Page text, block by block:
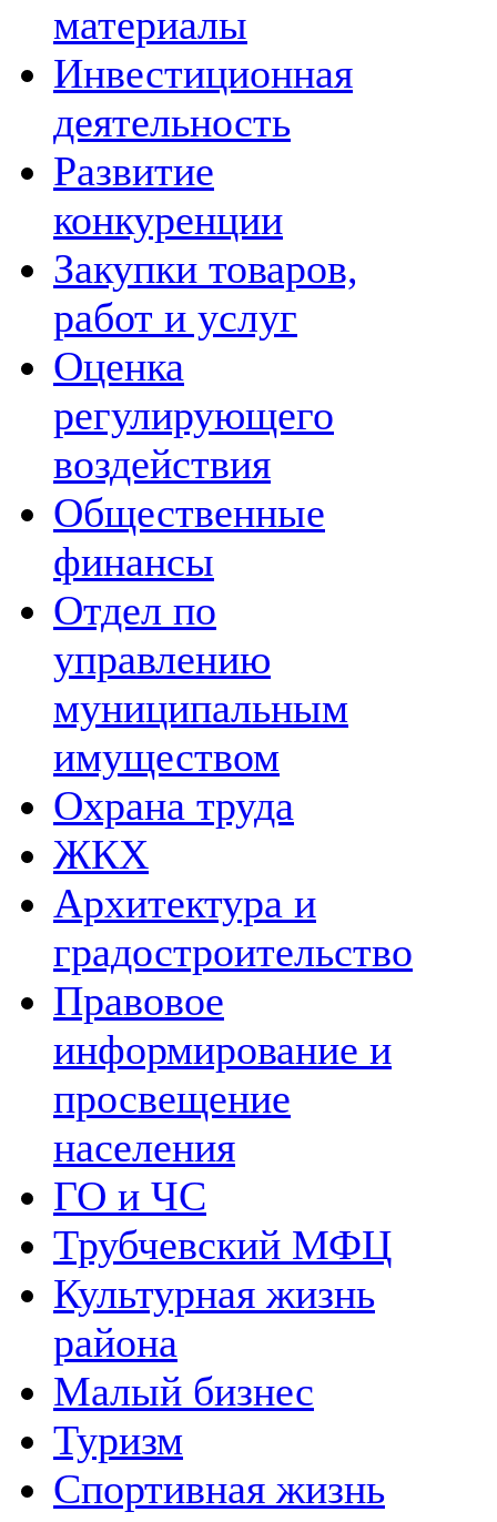
материалы
Инвестиционная
деятельность
Развитие
конкуренции
Закупки товаров,
работ и услуг
Оценка
регулирующего
воздействия
Общественные
финансы
Отдел по
управлению
муниципальным
имуществом
Охрана труда
ЖКХ
Архитектура и
градостроительство
Правовое
информирование и
просвещение
населения
ГО и ЧС
Трубчевский МФЦ
Культурная жизнь
района
Малый бизнес
Туризм
Спортивная жизнь